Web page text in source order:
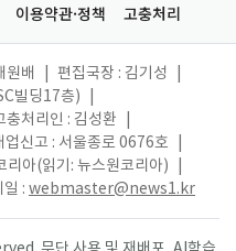
이용약관·정책 고충처리
원배 편집국장 : 김기성
빌딩17층)
충처리인 : 김성환
업신고 : 서울종로 0676호
리아(읽기: 뉴스원코리아)
: webmaster@news1.kr